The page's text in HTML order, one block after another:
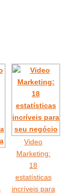
Video
Marketing:
18
estatísticas
incríveis para